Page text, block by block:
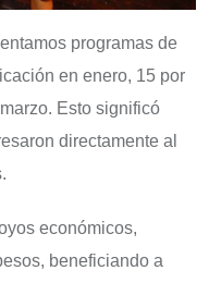
programas de
en enero, 15 por
Esto significó
directamente al
económicos,
beneficiando a